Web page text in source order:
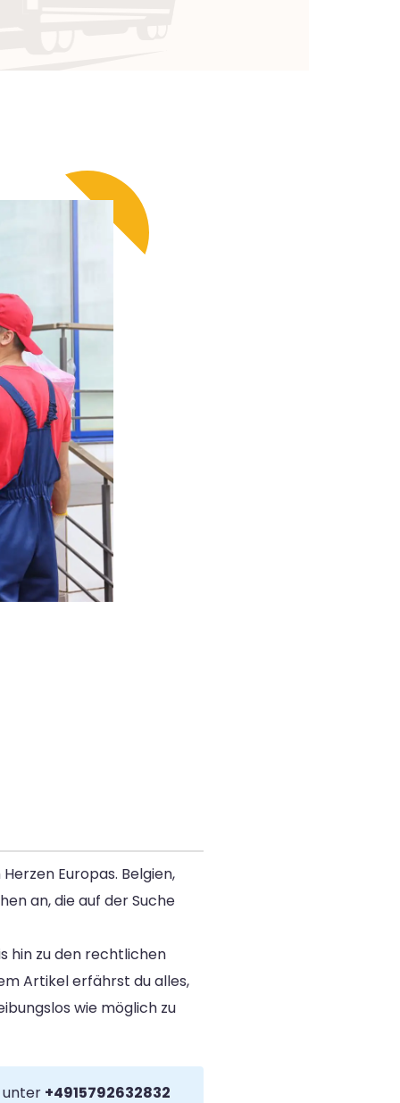
Europas. Belgien,
an, die auf der Suche
hin zu den rechtlichen
Artikel erfährst du alles,
wie möglich zu
unter +4915792632832